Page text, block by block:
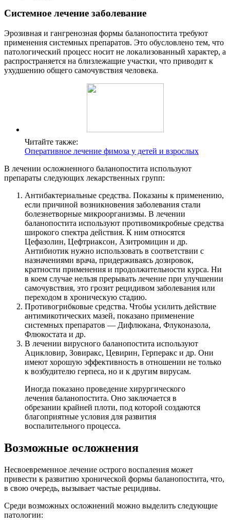
Системное лечение заболевание
Эрозивная и гангренозная формы баланопостита требуют
применения системных препаратов. Это обусловлено тем, что
патологический процесс носит не локализованный характер, а
распространяется на близлежащие участки, что приводит к
ухудшению общего самочувствия человека.
Читайте также:
Оперативное лечение фимоза у детей и взрослых
В лечении осложненного баланопостита используют
препараты следующих лекарственных групп:
Антибактериальные средства. Показаны к применению,
если причиной возникновения заболевания стали
болезнетворные микроорганизмы. В лечении
баланопостита используют противомикробные средства
широкого спектра действия. К ним относятся
Цефазолин, Цефтриаксон, Азитромицин и др.
Антибиотик нужно использовать в соответствии с
назначениями врача, придерживаясь дозировок,
кратности применения и продолжительности курса. Ни
в коем случае нельзя прерывать лечение при улучшении
самочувствия, это грозит рецидивом заболевания или
переходом в хроническую стадию.
Противогрибковые средства. Чтобы усилить действие
антимикотических мазей, показано применение
системных препаратов — Дифлюкана, Флуконазола,
Флюкостата и др.
В лечении вирусного баланопостита используют
Ацикловир, Зовиракс, Цевирин, Герперакс и др. Они
имеют хорошую эффективность в отношении не только
к возбудителю герпеса, но и к другим вирусам.
Иногда показано проведение хирургического
лечения баланопостита. Оно заключается в
обрезании крайней плоти, под которой создаются
благоприятные условия для развития
воспалительного процесса.
Возможные осложнения
Несвоевременное лечение острого воспаления может
привести к развитию хронической формы баланопостита, что,
в свою очередь, вызывает частые рецидивы.
Среди возможных осложнений можно выделить следующие
патологии: